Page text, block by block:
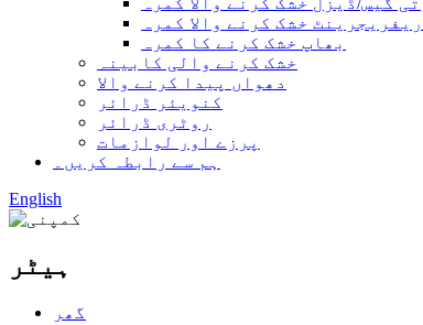
ریفریجرینٹ خشک کرنے والا کمرہ
بھاپ خشک کرنے کا کمرہ
خشک کرنے والی کابینہ
دھواں پیدا کرنے والا
کنویئر ڈرائر
روٹری ڈرائر
پرزے اور لوازمات
ہم سے رابطہ کریں۔
English
ہیٹر
گھر